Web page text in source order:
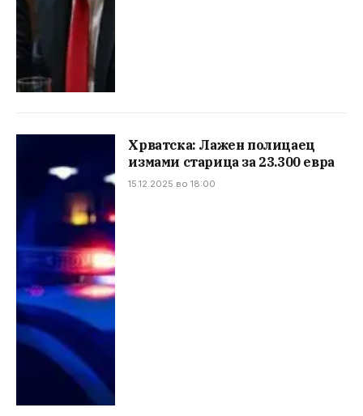
Хрватска: Лажен полицаец
измами старица за 23.300 евра
15.12.2025 во 18:00